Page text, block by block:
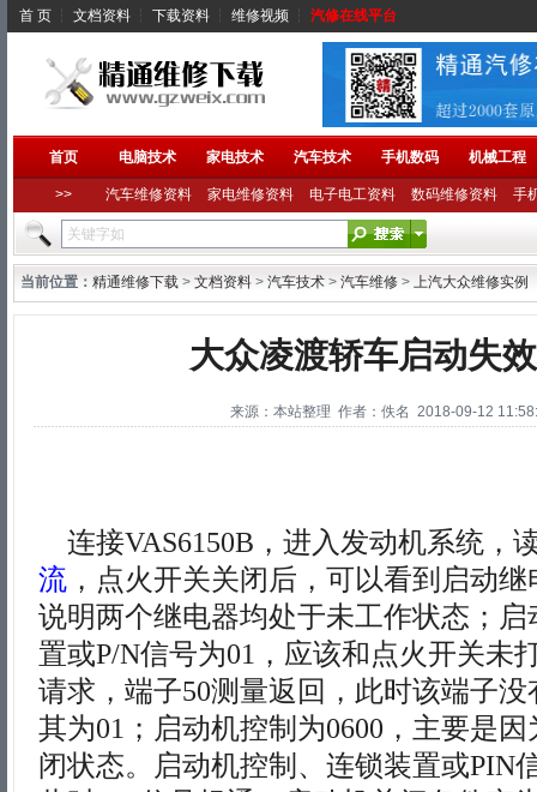
首 页 ┆ 文档资料 ┆ 下载资料 ┆ 维修视频 ┆ 汽修在线平台
首页 电脑技术 家电技术 汽车技术 手机数码 机械工程
>> 汽车维修资料 家电维修资料 电子电工资料 数码维修资料 手
当前位置： 精通维修下载 > 文档资料 > 汽车技术 > 汽车维修 > 上汽大众维修实例
大众凌渡轿车启动失
来源：本站整理 作者：佚名 2018-09-12
连接VAS6150B，进入发动机系统，
流 ，点火开关关闭后，可以看到启动
说明两个继电器均处于未工作状态；
置或P/N信号为01，应该和点火开关未
请求，端子50测量返回，此时该端子
其为01；启动机控制为0600，主要是
闭状态。启动机控制、连锁装置或PIN